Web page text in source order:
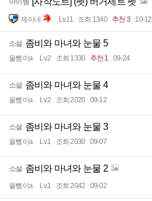
아이템
제이네 Lv.11 조회 1340 추천 3 10-12
소설 좀비와 마녀와 눈물 5
올뺌이a Lv.2 조회 1330 추천 1 09-24
소설 좀비와 마녀와 눈물 4
올뺌이a Lv.2 조회 2020 09-12
소설 좀비와 마녀와 눈물 3
올뺌이a Lv.1 조회 2030 09-07
소설 좀비와 마녀와 눈물 2
올뺌이a Lv.1 조회 2042 09-02